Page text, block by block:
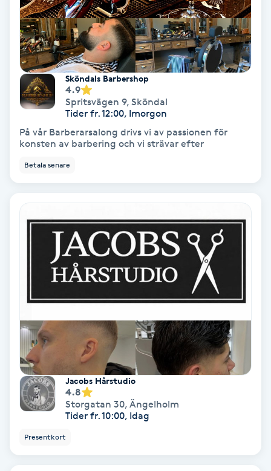
Torr hårbotten
Torrborstning
Triggerpunktsmassage
Vampyrbehandling
Vaxning brasiliansk
Veterinär
Vibrationsmassage
Vinyasa Yoga
Sköndals Barbershop
4.9
Spritsvägen 9, Sköndal
Tider fr. 12:00, Imorgon
På vår Barberarsalong drivs vi av passionen för
konsten av barbering och vi strävar efter
Betala senare
Jacobs Hårstudio
4.8
Storgatan 30, Ängelholm
Tider fr. 10:00, Idag
Presentkort